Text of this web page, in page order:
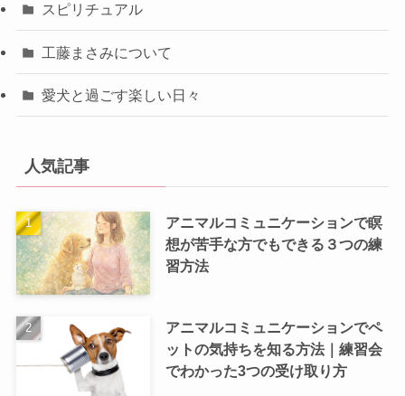
スピリチュアル
工藤まさみについて
愛犬と過ごす楽しい日々
人気記事
アニマルコミュニケーションで瞑
想が苦手な方でもできる３つの練
習方法
アニマルコミュニケーションでペ
ットの気持ちを知る方法｜練習会
でわかった3つの受け取り方